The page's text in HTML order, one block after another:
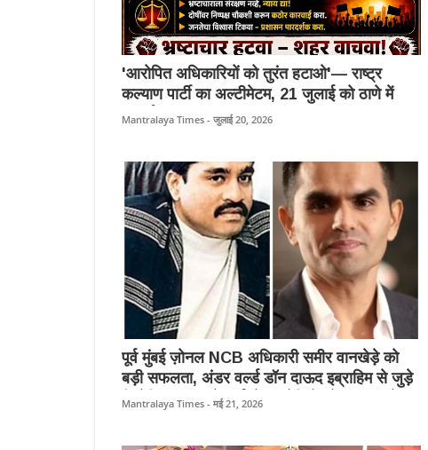
'आरोपित अधिकारियों को तुरंत हटाओ'— राष्ट्र
कल्याण पार्टी का अल्टीमेटम, 21 जुलाई को ठाणे में
प्रदर्शन।
Mantralaya Times - जुलाई 20, 2026
पूर्व मुंबई ज़ोनल NCB अधिकारी समीर वानखेड़े को
बड़ी सफलता, अंडर वर्ल्ड डॉन दाऊद इब्राहिम से जुड़े
सिंथेटिक ड्रग्स नेटवर्क के आरोपियों को अदालत ने
Mantralaya Times - मई 21, 2026